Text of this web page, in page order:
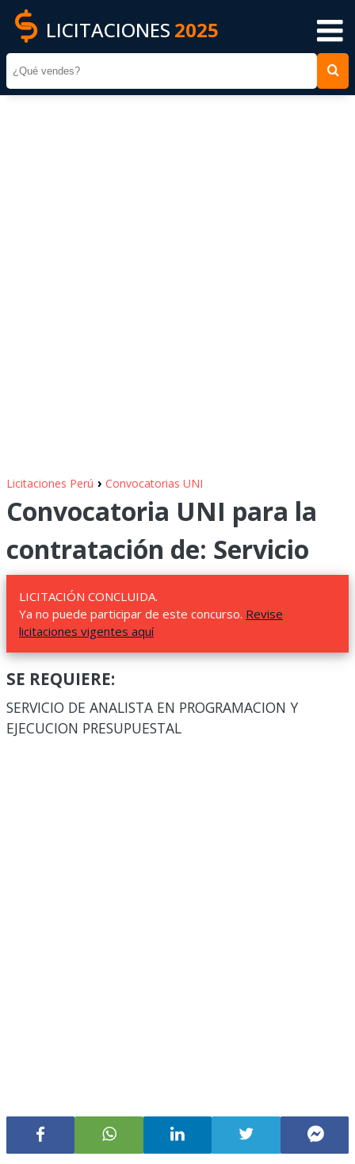
LICITACIONES 2025
Licitaciones Perú › Convocatorias UNI
Convocatoria UNI para la
contratación de: Servicio
LICITACIÓN CONCLUIDA.
Ya no puede participar de este concurso. Revise
licitaciones vigentes aquí
SE REQUIERE:
SERVICIO DE ANALISTA EN PROGRAMACION Y
EJECUCION PRESUPUESTAL